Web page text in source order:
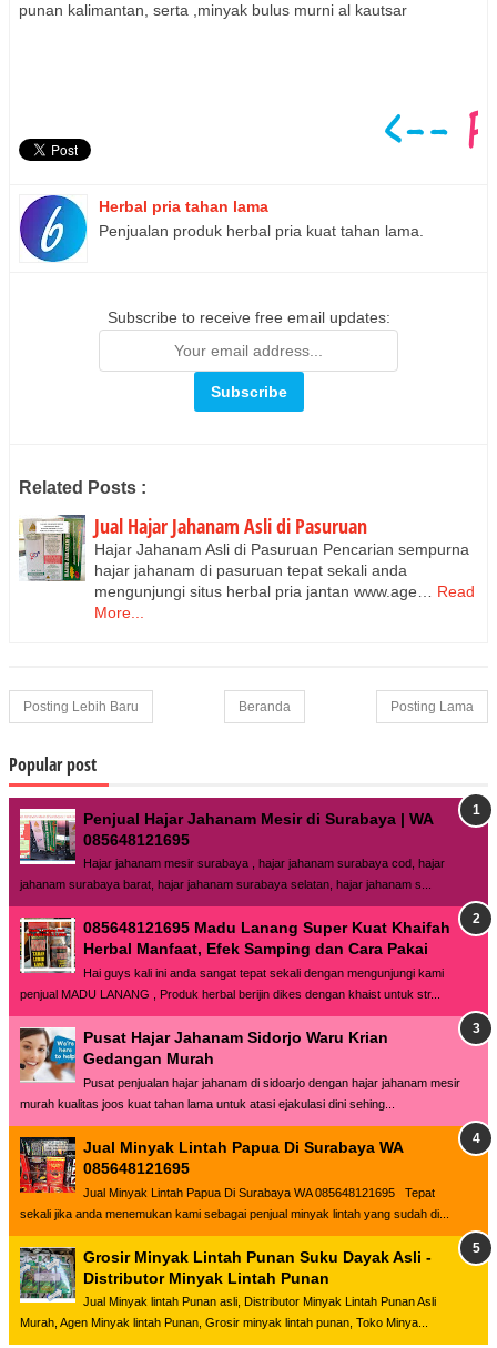
punan kalimantan, serta ,minyak bulus murni al kautsar
Herbal pria tahan lama
Penjualan produk herbal pria kuat tahan lama.
Subscribe to receive free email updates:
Related Posts :
Jual Hajar Jahanam Asli di Pasuruan
Hajar Jahanam Asli di Pasuruan Pencarian sempurna
hajar jahanam di pasuruan tepat sekali anda
mengunjungi situs herbal pria jantan www.age…
Read
More...
Posting Lebih Baru Posting Lama
Beranda
Popular post
Penjual Hajar Jahanam Mesir di Surabaya | WA
085648121695
Hajar jahanam mesir surabaya , hajar jahanam surabaya cod, hajar
jahanam surabaya barat, hajar jahanam surabaya selatan, hajar jahanam s...
085648121695 Madu Lanang Super Kuat Khaifah
Herbal Manfaat, Efek Samping dan Cara Pakai
Hai guys kali ini anda sangat tepat sekali dengan mengunjungi kami
penjual MADU LANANG , Produk herbal berijin dikes dengan khaist untuk str...
Pusat Hajar Jahanam Sidorjo Waru Krian
Gedangan Murah
Pusat penjualan hajar jahanam di sidoarjo dengan hajar jahanam mesir
murah kualitas joos kuat tahan lama untuk atasi ejakulasi dini sehing...
Jual Minyak Lintah Papua Di Surabaya WA
085648121695
Jual Minyak Lintah Papua Di Surabaya WA 085648121695 Tepat
sekali jika anda menemukan kami sebagai penjual minyak lintah yang sudah di...
Grosir Minyak Lintah Punan Suku Dayak Asli -
Distributor Minyak Lintah Punan
Jual Minyak lintah Punan asli, Distributor Minyak Lintah Punan Asli
Murah, Agen Minyak lintah Punan, Grosir minyak lintah punan, Toko Minya...